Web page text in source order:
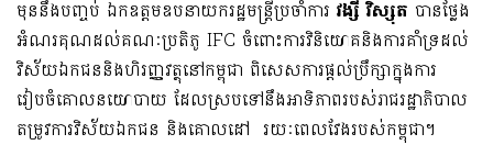
មុននឹងបញ្ចប់ ឯកឧត្តមឧបនាយករដ្ឋមន្ត្រីប្រចាំការ វង្សី វិស្សុត បានថ្លែង
អំណរគុណដល់គណៈប្រតិភូ IFC ចំពោះការវិនិយោគនិងការគាំទ្រដល់
វិស័យឯកជននិងហិរញ្ញវត្ថុនៅកម្ពុជា ពិសេសការផ្តល់ប្រឹក្សាក្នុងការ
រៀបចំគោលនយោបាយ ដែលស្របទៅនឹងអាទិភាពរបស់រាជរដ្ឋាភិបាល
តម្រូវការវិស័យឯកជន និងគោលដៅ រយៈពេលវែងរបស់កម្ពុជា។